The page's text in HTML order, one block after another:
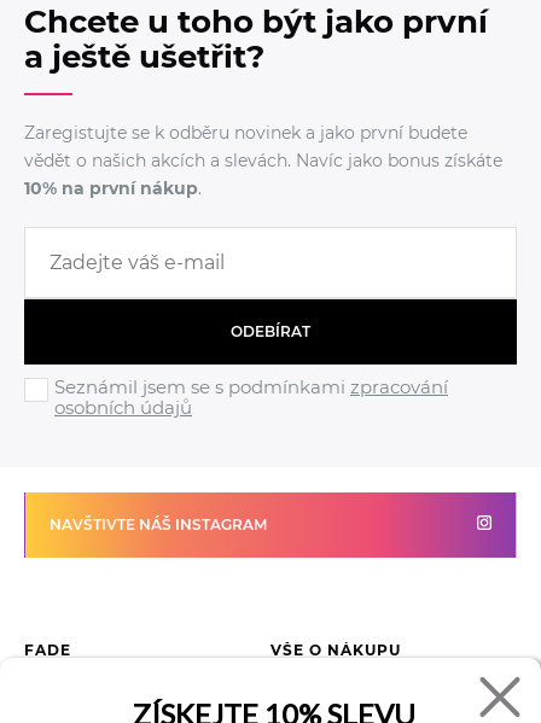
Chcete u toho být jako první
a ještě ušetřit?
Zaregistujte se k odběru novinek a jako první budete
vědět o našich akcích a slevách. Navíc jako bonus získáte
10% na první nákup.
ODEBÍRAT
Seznámil jsem se s podmínkami zpracování
osobních údajů
NAVŠTIVTE NÁŠ INSTAGRAM
FADE
VŠE O NÁKUPU
ZÍSKEJTE 10% SLEVU